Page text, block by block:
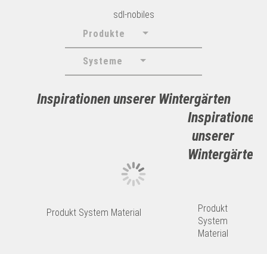
sdl-nobiles
Produkte
Systeme
Inspirationen unserer Wintergärten
Produkt System Material
Inspirationen
unserer
Wintergärten
Produkt
System
Material